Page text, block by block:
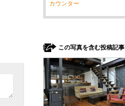
カウンター
この写真を含む投稿記事